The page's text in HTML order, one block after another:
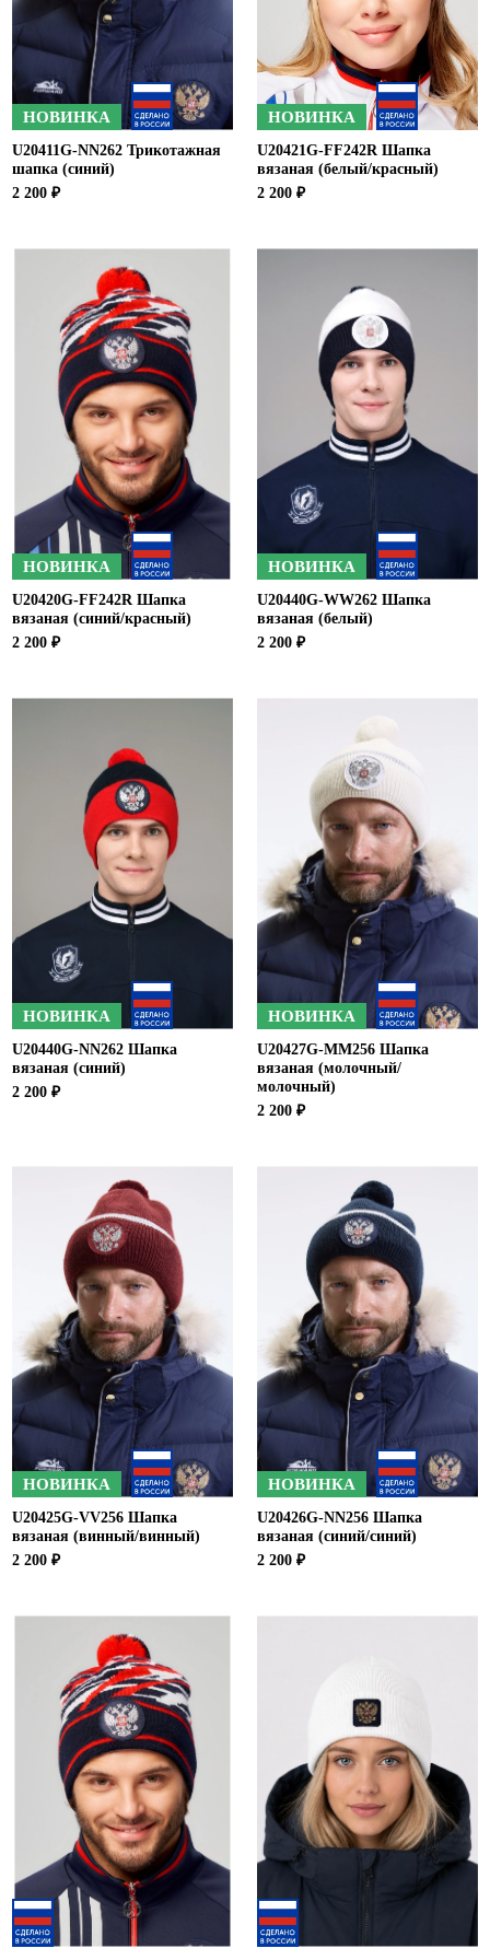
Ханты-Мансийский автономный округ (3)
Челябинская область (2)
Ямало-Ненецкий автономный округ (1)
Ярославская область (1)
НОВИНКА
U20411G-NN262 Трикотажная
шапка (синий)
2 200 ₽
НОВИНКА
U20421G-FF242R Шапка
вязаная (белый/красный)
2 200 ₽
НОВИНКА
U20420G-FF242R Шапка
вязаная (синий/красный)
2 200 ₽
НОВИНКА
U20440G-WW262 Шапка
вязаная (белый)
2 200 ₽
НОВИНКА
U20440G-NN262 Шапка
вязаная (синий)
2 200 ₽
НОВИНКА
U20427G-MM256 Шапка
вязаная (молочный/
молочный)
2 200 ₽
НОВИНКА
U20425G-VV256 Шапка
вязаная (винный/винный)
2 200 ₽
НОВИНКА
U20426G-NN256 Шапка
вязаная (синий/синий)
2 200 ₽